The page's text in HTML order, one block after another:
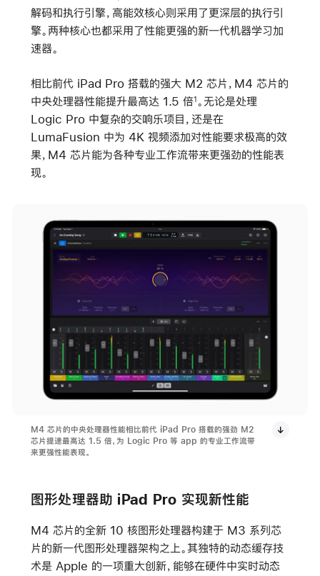
解码和执行引擎，高能效核心则采用了更深层的执行引
擎。两种核心也都采用了性能更强的新一代机器学习加
速器。
相比前代 iPad Pro 搭载的强大 M2 芯片，M4 芯片的
中央处理器性能提升最高达 1.5 倍1 。无论是处理
Logic Pro 中复杂的交响乐项目，还是在
LumaFusion 中为 4K 视频添加对性能要求极高的效
果，M4 芯片能为各种专业工作流带来更强劲的性能表
现。
M4 芯片的中央处理器性能相比前代 iPad Pro 搭载的强劲 M2
芯片提速最高达 1.5 倍，为 Logic Pro 等 app 的专业工作流带
来更强性能表现。
图形处理器助 iPad Pro 实现新性能
M4 芯片的全新 10 核图形处理器构建于 M3 系列芯
片的新一代图形处理器架构之上。其独特的动态缓存技
术是 Apple 的一项重大创新，能够在硬件中实时动态